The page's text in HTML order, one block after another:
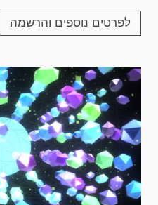
לפרטים נוספים והרשמה